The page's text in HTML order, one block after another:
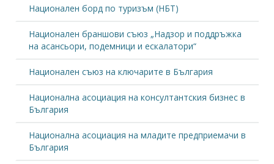
Национален борд по туризъм (НБТ)
Национален браншови съюз „Надзор и поддръжка
на асансьори, подемници и ескалатори“
Национален съюз на ключарите в България
Национална асоциация на консултантския бизнес в
България
Национална асоциация на младите предприемачи в
България